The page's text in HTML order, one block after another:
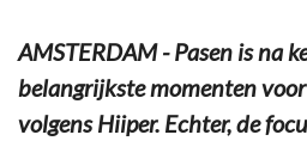
AMSTERDAM - Pasen is na
belangrijkste momenten
volgens Hiiper. Echter, de